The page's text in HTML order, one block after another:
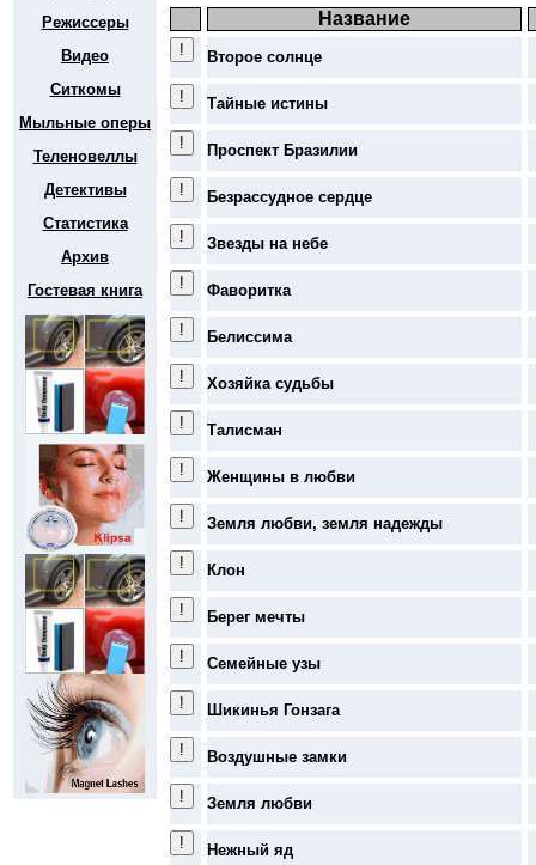
Режиссеры
Видео
Ситкомы
Мыльные оперы
Теленовеллы
Детективы
Статистика
Архив
Гостевая книга
Название
Второе солнце
Тайные истины
Проспект Бразилии
Безрассудное сердце
Звезды на небе
Фаворитка
Белиссима
Хозяйка судьбы
Талисман
Женщины в любви
Земля любви, земля надежды
Клон
Берег мечты
Семейные узы
Шикинья Гонзага
Воздушные замки
Земля любви
Нежный яд